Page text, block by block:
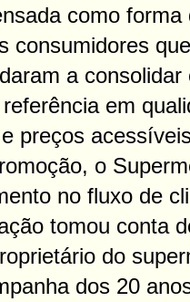
como forma
consumidores
a
em
preços
o
no fluxo de
tomou conta
do
dos 20